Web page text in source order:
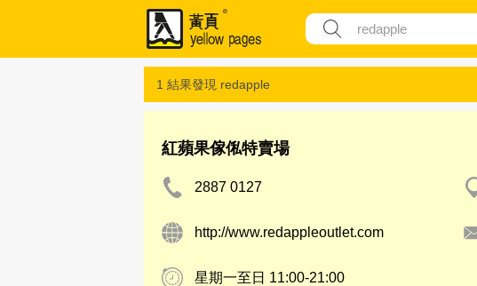
1 結果發現 redapple
紅蘋果傢俬特賣場
2887 0127
http://www.redappleoutlet.com
星期一至日 11:00-21:00